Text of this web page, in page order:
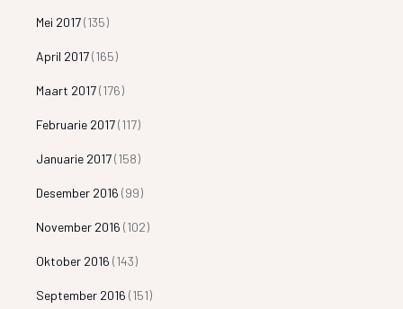
Mei 2017(135)
April 2017(165)
Maart 2017(176)
Februarie 2017(117)
Januarie 2017(158)
Desember 2016 (99)
November 2016 (102)
Oktober 2016 (143)
September 2016 (151)